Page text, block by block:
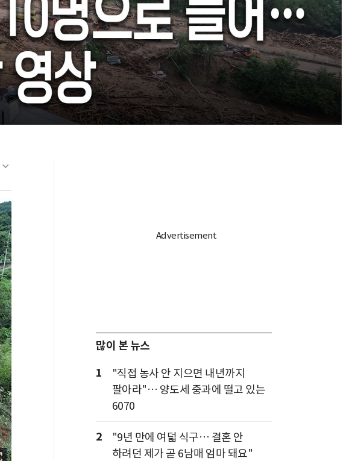
많이 본 뉴스
1
"직접 농사 안 지으면 내년까지
팔아라"… 양도세 중과에 떨고 있는
6070
2
"9년 만에 여덟 식구… 결혼 안
하려던 제가 곧 6남매 엄마 돼요"